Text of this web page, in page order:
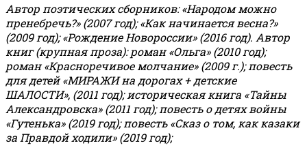
Автор поэтических сборников: «Народом можно
пренебречь?» (2007 год); «Как начинается весна?»
(2009 год); «Рождение Новороссии» (2016 год). Автор
книг (крупная проза): роман «Ольга» (2010 год);
роман «Красноречивое молчание» (2009 г.); повесть
для детей «МИРАЖИ на дорогах + детские
ШАЛОСТИ», (2011 год); историческая книга «Тайны
Александровска» (2011 год); повесть о детях войны
«Гутенька» (2019 год); повесть «Сказ о том, как казаки
за Правдой ходили» (2019 год);